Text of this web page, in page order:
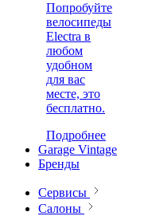
Попробуйте
велосипеды
Electra в
любом
удобном
для вас
месте, это
бесплатно.
Подробнее
Garage Vintage
Бренды
Сервисы
Салоны